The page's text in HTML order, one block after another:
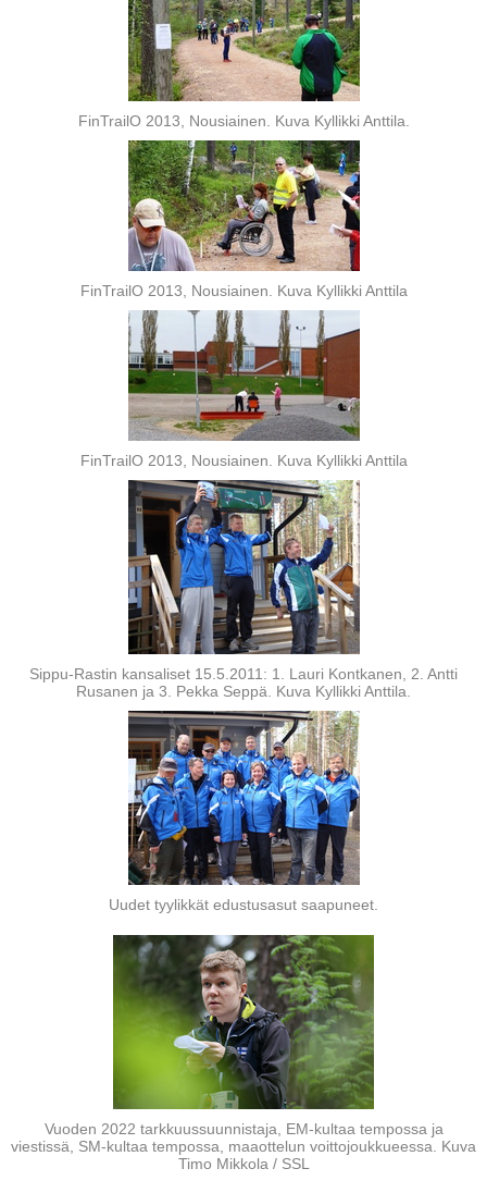
FinTrailO 2013, Nousiainen. Kuva Kyllikki Anttila.
FinTrailO 2013, Nousiainen. Kuva Kyllikki Anttila
FinTrailO 2013, Nousiainen. Kuva Kyllikki Anttila
Sippu-Rastin kansaliset 15.5.2011: 1. Lauri Kontkanen, 2. Antti
Rusanen ja 3. Pekka Seppä. Kuva Kyllikki Anttila.
Uudet tyylikkät edustusasut saapuneet.
Vuoden 2022 tarkkuussuunnistaja, EM-kultaa tempossa ja
viestissä, SM-kultaa tempossa, maaottelun voittojoukkueessa. Kuva
Timo Mikkola / SSL